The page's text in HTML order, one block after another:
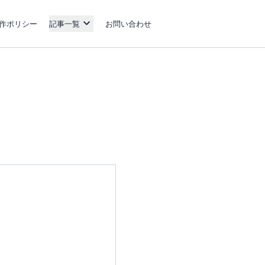
ポリシー 記事一覧 お問い合わせ